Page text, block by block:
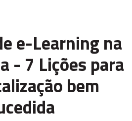
e-Learning na
- 7 Lições para
bem